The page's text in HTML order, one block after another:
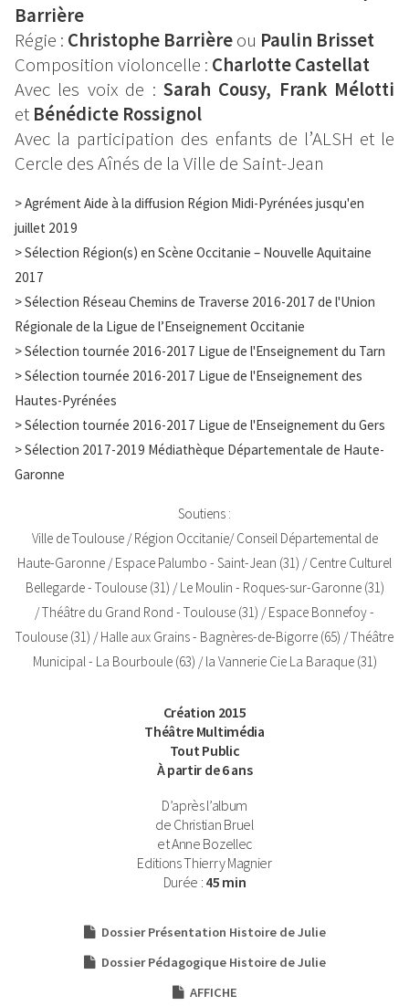
Barrière
Régie : Christophe Barrièreou Paulin Brisset
Composition violoncelle : Charlotte Castellat
Avec les voix de : Sarah Cousy, Frank Mélotti
et Bénédicte Rossignol
Avec la participation des enfants de l’ALSH et le
Cercle des Aînés de la Ville de Saint-Jean
Texte
> Agrément Aide à la diffusion Région Midi-Pyrénées jusqu'en
juillet 2019
> Sélection Région(s) en Scène Occitanie – Nouvelle Aquitaine
2017
> Sélection Réseau Chemins de Traverse 2016-2017 de l'Union
Régionale de la Ligue de l’Enseignement Occitanie
> Sélection tournée 2016-2017 Ligue de l'Enseignement du Tarn
> Sélection tournée 2016-2017 Ligue de l'Enseignement des
Hautes-Pyrénées
> Sélection tournée 2016-2017 Ligue de l'Enseignement du Gers
> Sélection 2017-2019 Médiathèque Départementale de Haute-
Garonne
Soutiens :
Ville de Toulouse / Région Occitanie/ Conseil Départemental de
Haute-Garonne / Espace Palumbo - Saint-Jean (31) / Centre Culturel
Bellegarde - Toulouse (31) / Le Moulin - Roques-sur-Garonne (31)
/ Théâtre du Grand Rond - Toulouse (31) / Espace Bonnefoy -
Toulouse (31) / Halle aux Grains - Bagnères-de-Bigorre (65) / Théâtre
Municipal - La Bourboule (63) / la Vannerie Cie La Baraque (31)
Création 2015
Théâtre Multimédia
Tout Public
À partir de 6 ans
D’après l’album
de Christian Bruel
et Anne Bozellec
Editions Thierry Magnier
Durée : 45 min
Dossier Présentation Histoire de Julie
Dossier Pédagogique Histoire de Julie
AFFICHE